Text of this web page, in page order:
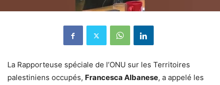
La Rapporteuse spéciale de l’ONU sur les Territoires
palestiniens occupés, Francesca Albanese, a appelé les